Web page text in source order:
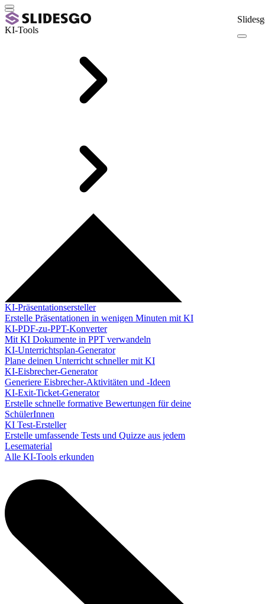
KI-Tools
KI-Präsentationsersteller
Erstelle Präsentationen in wenigen Minuten mit KI
KI-PDF-zu-PPT-Konverter
Mit KI Dokumente in PPT verwandeln
KI-Unterrichtsplan-Generator
Plane deinen Unterricht schneller mit KI
KI-Eisbrecher-Generator
Generiere Eisbrecher-Aktivitäten und -Ideen
KI-Exit-Ticket-Generator
Erstelle schnelle formative Bewertungen für deine
SchülerInnen
KI Test-Ersteller
Erstelle umfassende Tests und Quizze aus jedem
Lesematerial
Alle KI-Tools erkunden